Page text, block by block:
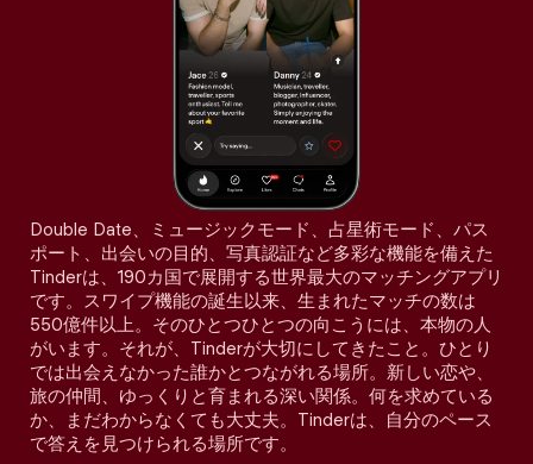
Double Date、ミュージックモード、占星術モード、パス
ポート、出会いの目的、写真認証など多彩な機能を備えた
Tinderは、190カ国で展開する世界最大のマッチングアプリ
です。スワイプ機能の誕生以来、生まれたマッチの数は
550億件以上。そのひとつひとつの向こうには、本物の人
がいます。それが、Tinderが大切にしてきたこと。ひとり
では出会えなかった誰かとつながれる場所。新しい恋や、
旅の仲間、ゆっくりと育まれる深い関係。何を求めている
か、まだわからなくても大丈夫。Tinderは、自分のペース
で答えを見つけられる場所です。